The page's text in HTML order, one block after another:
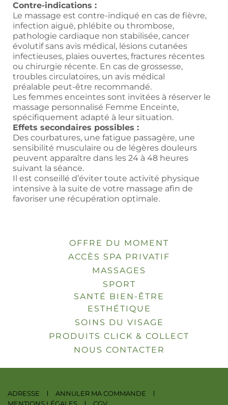
Contre-indications :
Le massage est contre-indiqué en cas de fièvre,
infection aiguë, phlébite ou thrombose,
pathologie cardiaque non stabilisée, cancer
évolutif sans avis médical, lésions cutanées
infectieuses, plaies ouvertes, fractures récentes
ou chirurgie récente. En cas de grossesse,
troubles circulatoires, un avis médical
préalable peut-être recommandé.
Les femmes enceintes sont invitées à réserver le
massage personnalisé Femme Enceinte,
spécifiquement adapté à leur situation.
Effets secondaires possibles :
Des courbatures, une fatigue passagère, une
sensibilité musculaire ou de légères douleurs
peuvent apparaître dans les 24 à 48 heures
suivant la séance.
Il est conseillé d’éviter toute activité physique
intensive à la suite de votre massage afin de
favoriser une récupération optimale.
OFFRE DU MOMENT
ACCÈS SPA PRIVATIF
MASSAGES
SPORT
SANTÉ BIEN-ÊTRE
ESTHÉTIQUE
SOINS DU VISAGE
PRODUITS CLICK & COLLECT
NOUS CONTACTER
ADRESSE
ANNULER MA COMMANDE